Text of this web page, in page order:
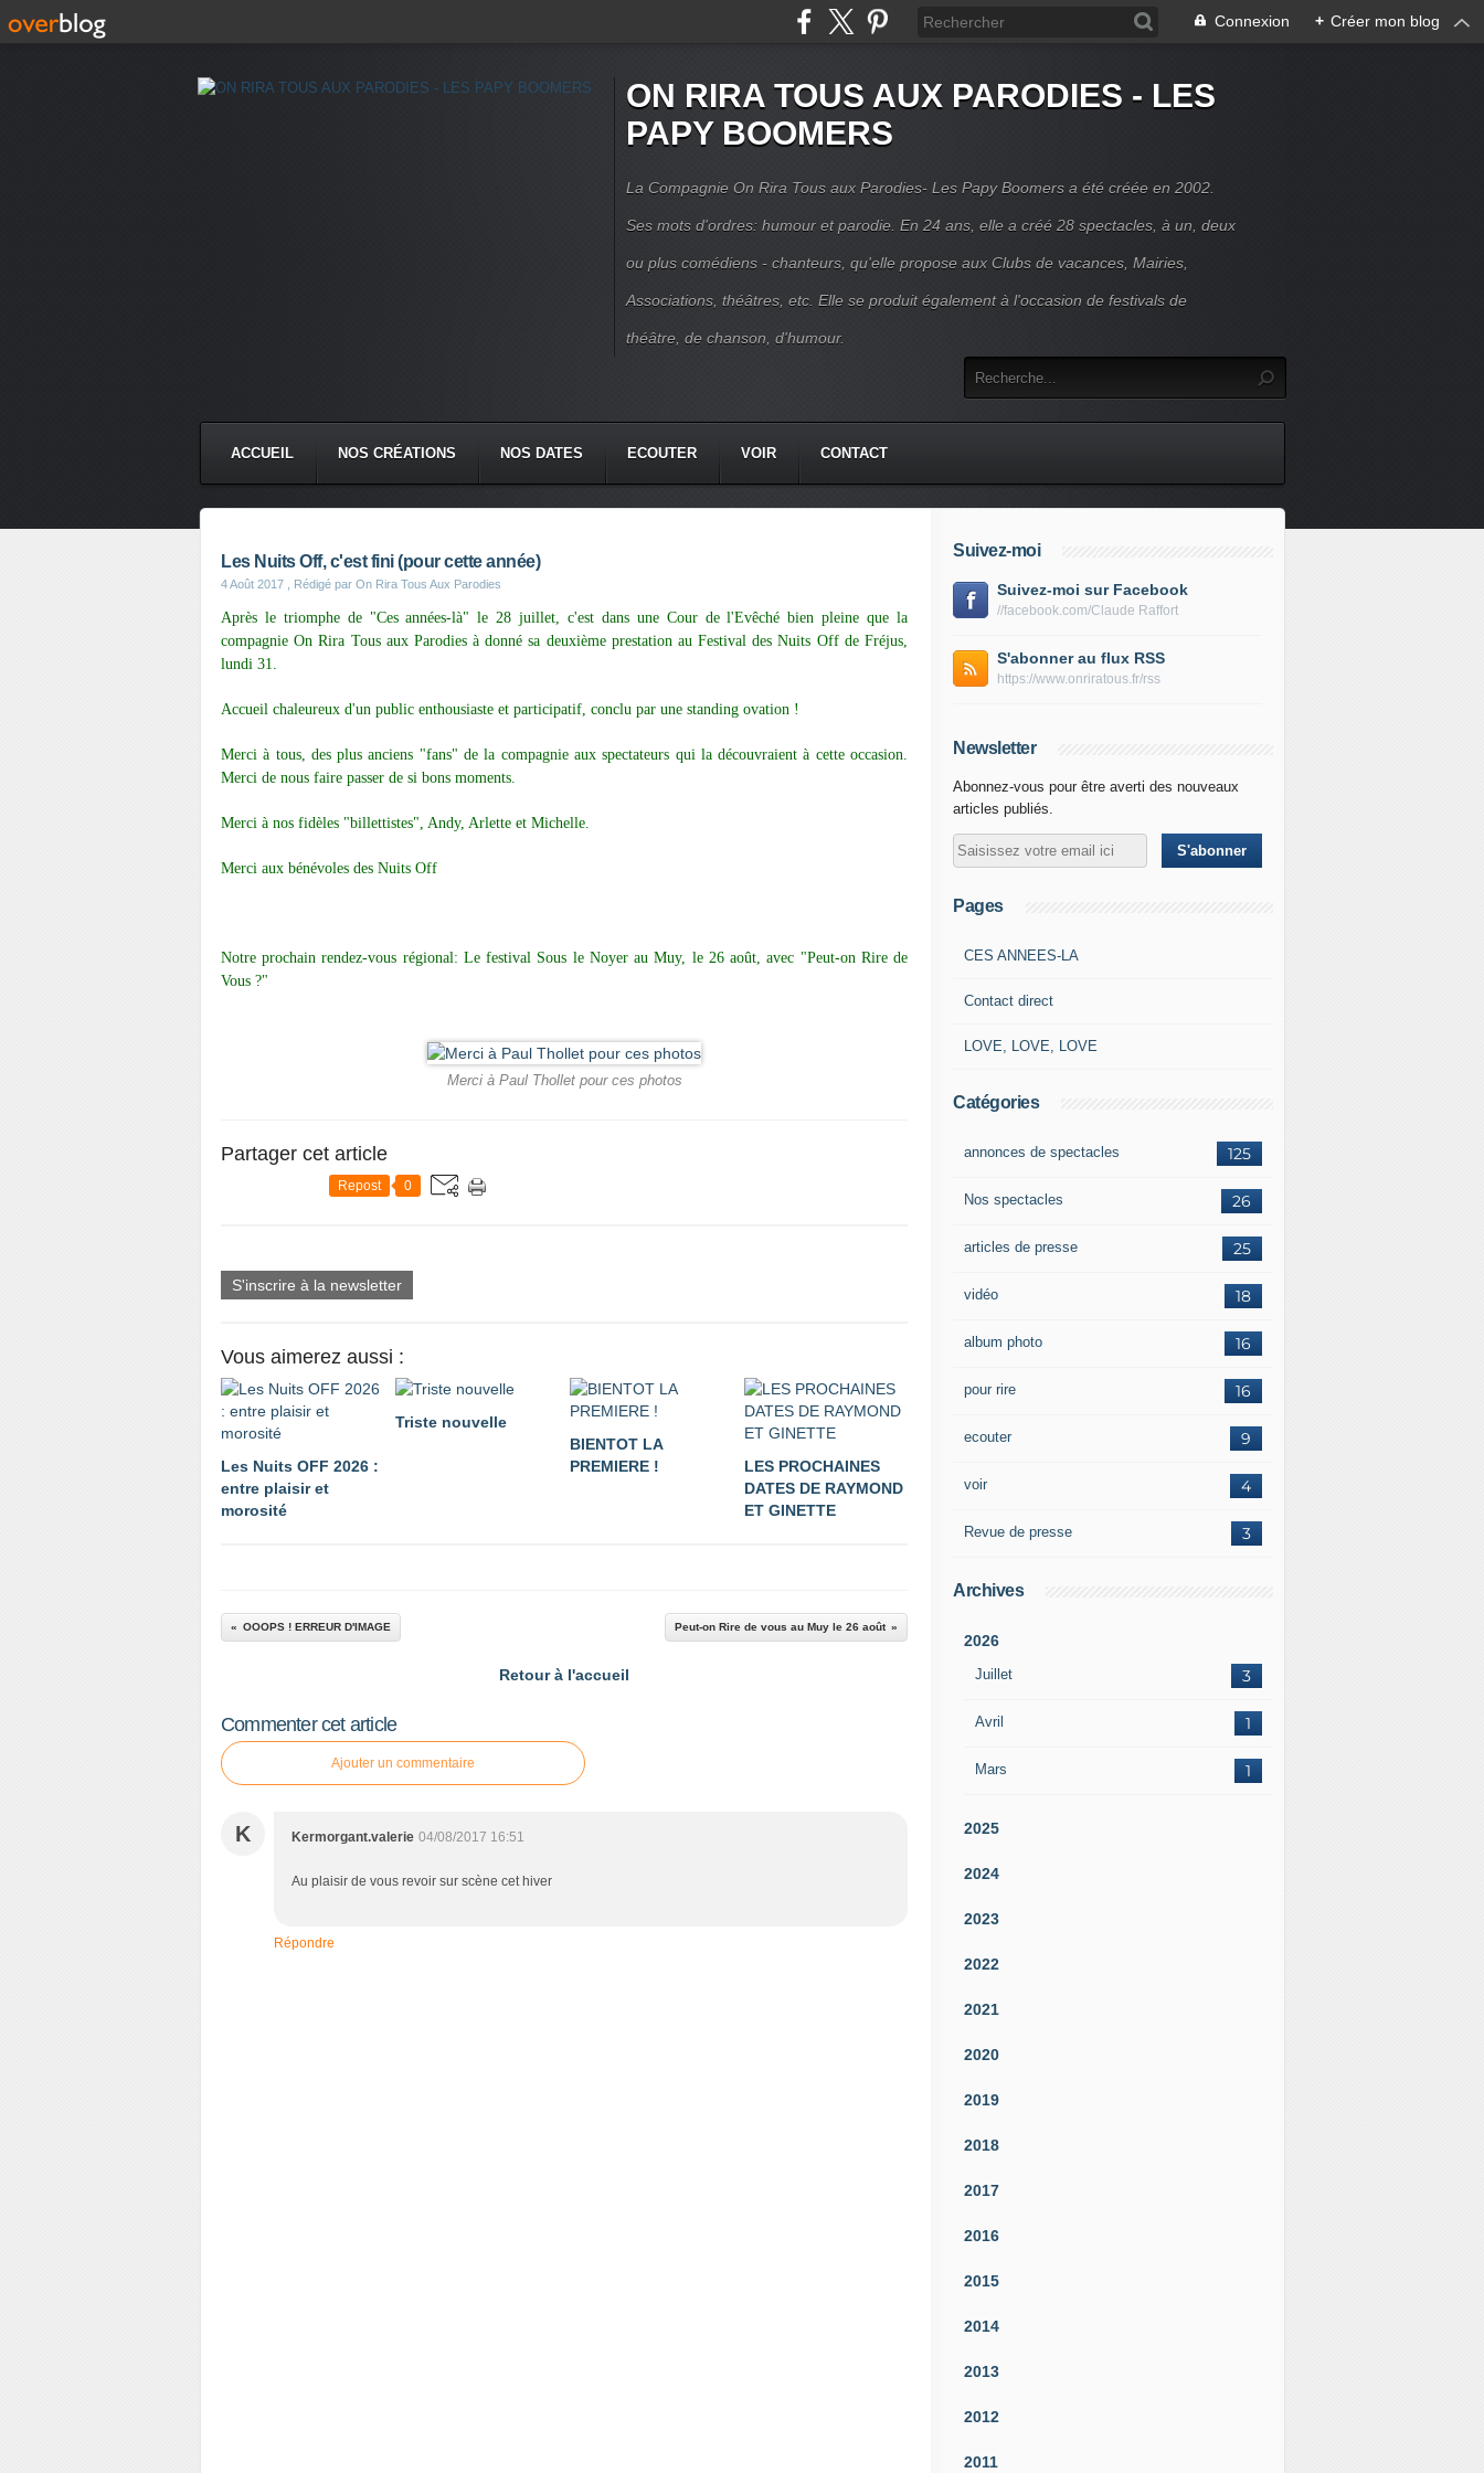
Connexion + Créer mon blog
ON RIRA TOUS AUX PARODIES - LES
PAPY BOOMERS
La Compagnie On Rira Tous aux Parodies- Les Papy Boomers a été créée en 2002.
Ses mots d'ordres: humour et parodie. En 24 ans, elle a créé 28 spectacles, à un, deux
ou plus comédiens - chanteurs, qu'elle propose aux Clubs de vacances, Mairies,
Associations, théâtres, etc. Elle se produit également à l'occasion de festivals de
théâtre, de chanson, d'humour.
ACCUEIL NOS CRÉATIONS NOS DATES ECOUTER VOIR CONTACT
Les Nuits Off, c'est fini (pour cette année)
4 Août 2017 , Rédigé par On Rira Tous Aux Parodies
Après le triomphe de "Ces années-là" le 28 juillet, c'est dans une Cour de l'Evêché bien pleine que la
compagnie On Rira Tous aux Parodies à donné sa deuxième prestation au Festival des Nuits Off de Fréjus,
lundi 31.
Accueil chaleureux d'un public enthousiaste et participatif, conclu par une standing ovation !
Merci à tous, des plus anciens "fans" de la compagnie aux spectateurs qui la découvraient à cette occasion.
Merci de nous faire passer de si bons moments.
Merci à nos fidèles "billettistes", Andy, Arlette et Michelle.
Merci aux bénévoles des Nuits Off
Notre prochain rendez-vous régional: Le festival Sous le Noyer au Muy, le 26 août, avec "Peut-on Rire de
Vous ?"
Merci à Paul Thollet pour ces photos
Partager cet article
Repost 0
S'inscrire à la newsletter
Vous aimerez aussi :
Les Nuits OFF 2026 :
entre plaisir et
morosité
Triste nouvelle
BIENTOT LA
PREMIERE !
LES PROCHAINES
DATES DE RAYMOND
ET GINETTE
OOOPS ! ERREUR D'IMAGE Peut-on Rire de vous au Muy le 26 août
Retour à l'accueil
Commenter cet article
Ajouter un commentaire
K Kermorgant.valerie 04/08/2017 16:51
Au plaisir de vous revoir sur scène cet hiver
Répondre
Suivez-moi
Suivez-moi sur Facebook
//facebook.com/Claude Raffort
S'abonner au flux RSS
https://www.onriratous.fr/rss
Newsletter
Abonnez-vous pour être averti des nouveaux
articles publiés.
Pages
CES ANNEES-LA
Contact direct
LOVE, LOVE, LOVE
Catégories
125
annonces de spectacles
26
Nos spectacles
25
articles de presse
18
vidéo
16
album photo
16
pour rire
9
ecouter
4
voir
3
Revue de presse
Archives
2026
Juillet 3
Avril 1
Mars 1
2025
2024
2023
2022
2021
2020
2019
2018
2017
2016
2015
2014
2013
2012
2011